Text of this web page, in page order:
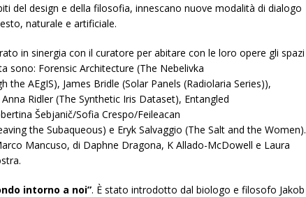
del design e della filosofia, innescano nuove modalità di dialogo
naturale e artificiale.
in sinergia con il curatore per abitare con le loro opere gli spazi
sono: Forensic Architecture (The Nebelivka
the AEgIS), James Bridle (Solar Panels (Radiolaria Series)),
Ridler (The Synthetic Iris Dataset), Entangled
Šebjanič/Sofia Crespo/Feileacan
the Subaqueous) e Eryk Salvaggio (The Salt and the Women).
Mancuso, di Daphne Dragona, K Allado-McDowell e Laura
intorno a noi”. È stato introdotto dal biologo e filosofo Jakob